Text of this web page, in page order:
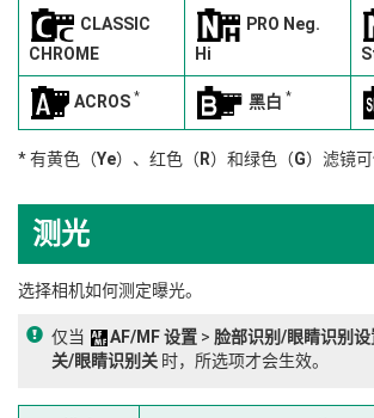
CLASSIC
CHROME
PRO Neg.
Hi
ACROS * 黑白 *
* 有黄色（Ye）、红色（ R）和绿色（G）滤镜可
测光
选择相机如何测定曝光。
仅当 AF/MF 设置> 脸部识别/眼睛识别设
关/眼睛识别关 时，所选项才会生效。